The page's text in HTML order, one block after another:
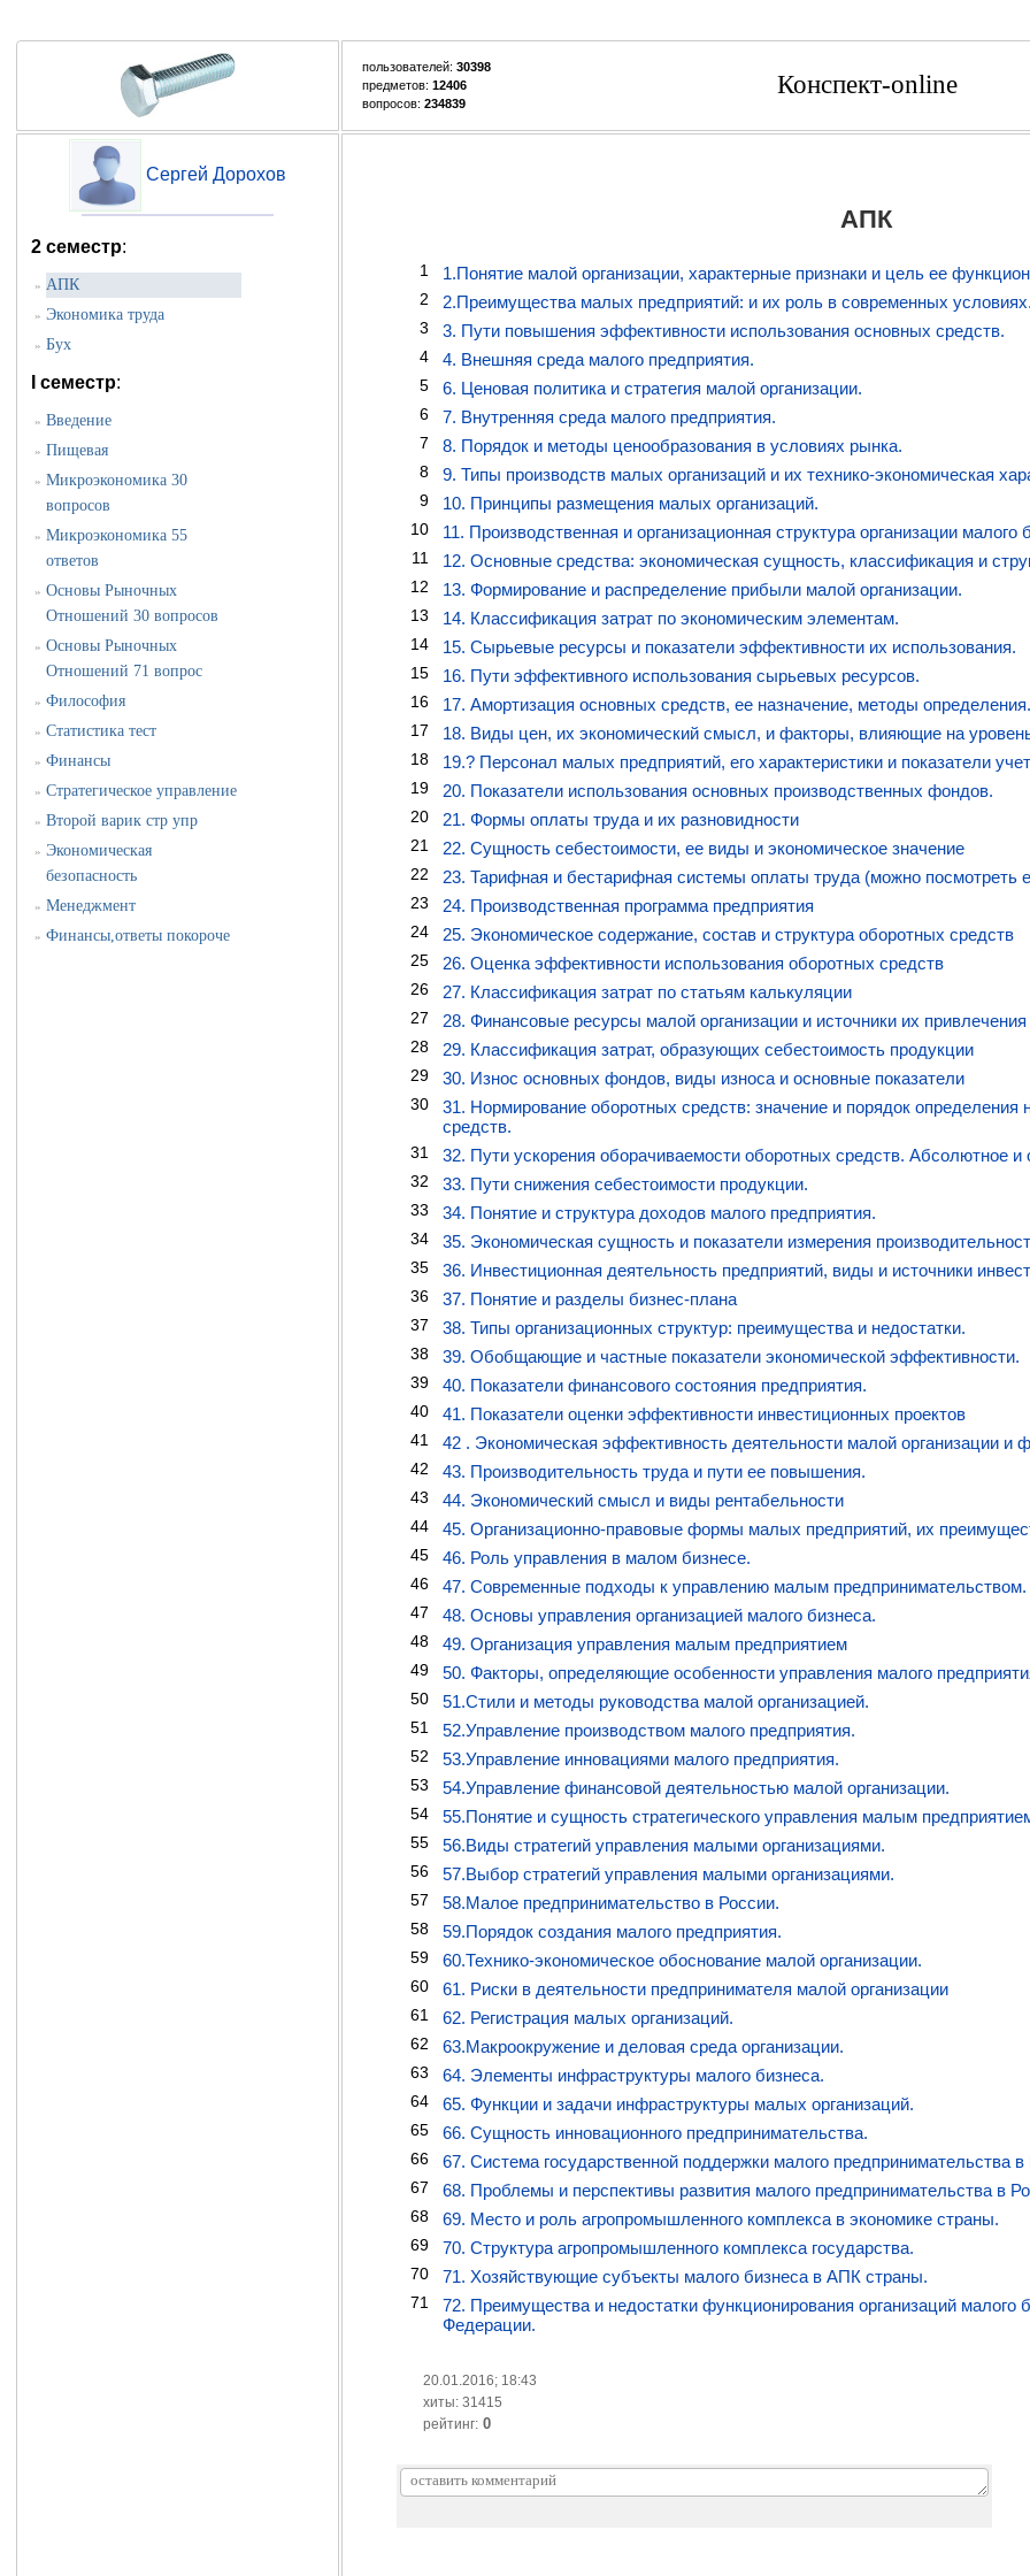
пользователей: 30398
предметов: 12406
вопросов: 234839
Конспект-online
Сергей Дорохов
2 семестр:
» АПК
» Экономика труда
» Бух
I семестр:
» Введение
» Пищевая
» Микроэкономика 30
вопросов
» Микроэкономика 55
ответов
» Основы Рыночных
Отношений 30 вопросов
» Основы Рыночных
Отношений 71 вопрос
» Философия
» Статистика тест
» Финансы
» Стратегическое управление
» Второй варик стр упр
» Экономическая
безопасность
» Менеджмент
» Финансы,ответы покороче
АПК
1 1.Понятие малой организации, характерные признаки и цель ее
2 2.Преимущества малых предприятий: и их роль в современных условиях.
3 3. Пути повышения эффективности использования основных средств.
4 4. Внешняя среда малого предприятия.
5 6. Ценовая политика и стратегия малой организации.
6 7. Внутренняя среда малого предприятия.
7 8. Порядок и методы ценообразования в условиях рынка.
8 9. Типы производств малых организаций и их технико-экономическая
9 10. Принципы размещения малых организаций.
10 11. Производственная и организационная структура организации малого
11 12. Основные средства: экономическая сущность, классификация и
12 13. Формирование и распределение прибыли малой организации.
13 14. Классификация затрат по экономическим элементам.
14 15. Сырьевые ресурсы и показатели эффективности их использования.
15 16. Пути эффективного использования сырьевых ресурсов.
16 17. Амортизация основных средств, ее назначение, методы определения.
17 18. Виды цен, их экономический смысл, и факторы, влияющие на
18 19.? Персонал малых предприятий, его характеристики и показатели
19 20. Показатели использования основных производственных фондов.
20 21. Формы оплаты труда и их разновидности
21 22. Сущность себестоимости, ее виды и экономическое значение
22 23. Тарифная и бестарифная системы оплаты труда (можно посмотреть
23 24. Производственная программа предприятия
24 25. Экономическое содержание, состав и структура оборотных средств
25 26. Оценка эффективности использования оборотных средств
26 27. Классификация затрат по статьям калькуляции
27 28. Финансовые ресурсы малой организации и источники их привлечения
28 29. Классификация затрат, образующих себестоимость продукции
29 30. Износ основных фондов, виды износа и основные показатели
30
31. Нормирование оборотных средств: значение и порядок
средств.
31 32. Пути ускорения оборачиваемости оборотных средств. Абсолютное
32 33. Пути снижения себестоимости продукции.
33 34. Понятие и структура доходов малого предприятия.
34 35. Экономическая сущность и показатели измерения
35 36. Инвестиционная деятельность предприятий, виды и источники
36 37. Понятие и разделы бизнес-плана
37 38. Типы организационных структур: преимущества и недостатки.
38 39. Обобщающие и частные показатели экономической эффективности.
39 40. Показатели финансового состояния предприятия.
40 41. Показатели оценки эффективности инвестиционных проектов
41 42 . Экономическая эффективность деятельности малой организации и
42 43. Производительность труда и пути ее повышения.
43 44. Экономический смысл и виды рентабельности
44 45. Организационно-правовые формы малых предприятий, их
45 46. Роль управления в малом бизнесе.
46 47. Современные подходы к управлению малым предпринимательством.
47 48. Основы управления организацией малого бизнеса.
48 49. Организация управления малым предприятием
49 50. Факторы, определяющие особенности управления малого
50 51.Стили и методы руководства малой организацией.
51 52.Управление производством малого предприятия.
52 53.Управление инновациями малого предприятия.
53 54.Управление финансовой деятельностью малой организации.
54 55.Понятие и сущность стратегического управления малым
55 56.Виды стратегий управления малыми организациями.
56 57.Выбор стратегий управления малыми организациями.
57 58.Малое предпринимательство в России.
58 59.Порядок создания малого предприятия.
59 60.Технико-экономическое обоснование малой организации.
60 61. Риски в деятельности предпринимателя малой организации
61 62. Регистрация малых организаций.
62 63.Макроокружение и деловая среда организации.
63 64. Элементы инфраструктуры малого бизнеса.
64 65. Функции и задачи инфраструктуры малых организаций.
65 66. Сущность инновационного предпринимательства.
66 67. Система государственной поддержки малого предпринимательства в
67 68. Проблемы и перспективы развития малого предпринимательства в
68 69. Место и роль агропромышленного комплекса в экономике страны.
69 70. Структура агропромышленного комплекса государства.
70 71. Хозяйствующие субъекты малого бизнеса в АПК страны.
71
72. Преимущества и недостатки функционирования организаций малого
Федерации.
20.01.2016; 18:43
хиты: 31415
рейтинг: 0